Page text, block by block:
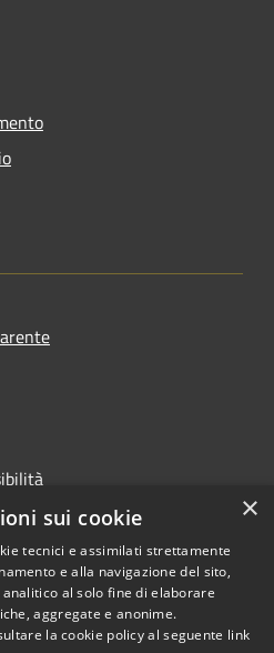
Copyright © 2026 • Comune di
Spinadesco • Powered by
Municipium•Accesso
×
sui cookie
tecnici e assimilati strettamente
e alla navigazione del sito,
al solo fine di elaborare
aggregate e anonime.
la cookie policy al seguente link